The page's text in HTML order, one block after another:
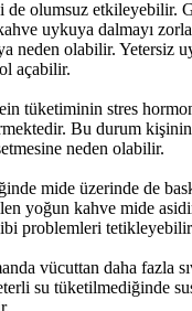
olumsuz etkileyebilir.
uykuya dalmayı
neden olabilir. Yetersiz
açabilir.
tüketiminin stres
Bu durum
neden olabilir.
mide üzerinde de
yoğun kahve mide
problemleri
vücuttan daha fazla
su tüketilmediğinde